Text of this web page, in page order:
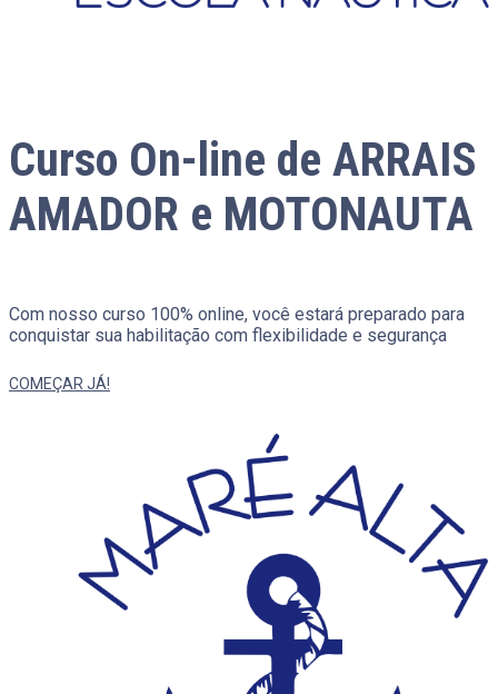
Curso On-line de ARRAIS
AMADOR e MOTONAUTA
Com nosso curso 100% online, você estará preparado para
conquistar sua habilitação com flexibilidade e segurança
COMEÇAR JÁ!